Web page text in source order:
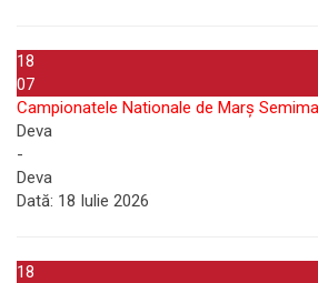
18
07
Campionatele Nationale de Marș
Deva
-
Deva
Dată: 18 Iulie 2026
18